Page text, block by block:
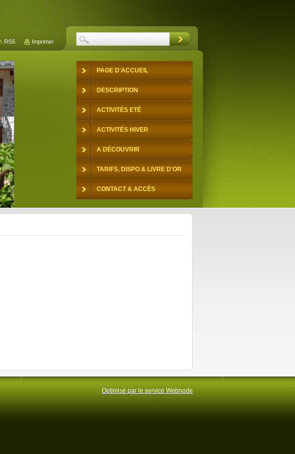
PAGE D'ACCUEIL
DESCRIPTION
ACTIVITÉS ETÉ
ACTIVITÉS HIVER
A DÉCOUVRIR
TARIFS, DISPO & LIVRE D'OR
CONTACT & ACCÈS
RSS Imprimer
Optimisé par le service Webnode